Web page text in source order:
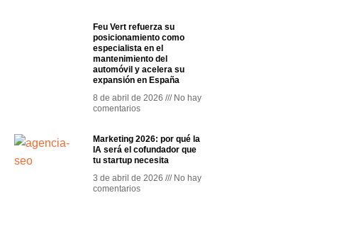
Feu Vert refuerza su
posicionamiento como
especialista en el
mantenimiento del
automóvil y acelera su
expansión en España
8 de abril de 2026
No hay
comentarios
Marketing 2026: por qué la
IA será el cofundador que
tu startup necesita
3 de abril de 2026
No hay
comentarios